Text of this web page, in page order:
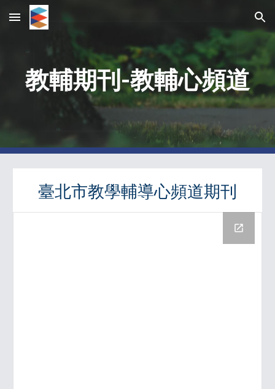
Skip to main content Skip to navigation
教輔期刊-教輔心頻道
臺北市教學輔導心頻道期刊